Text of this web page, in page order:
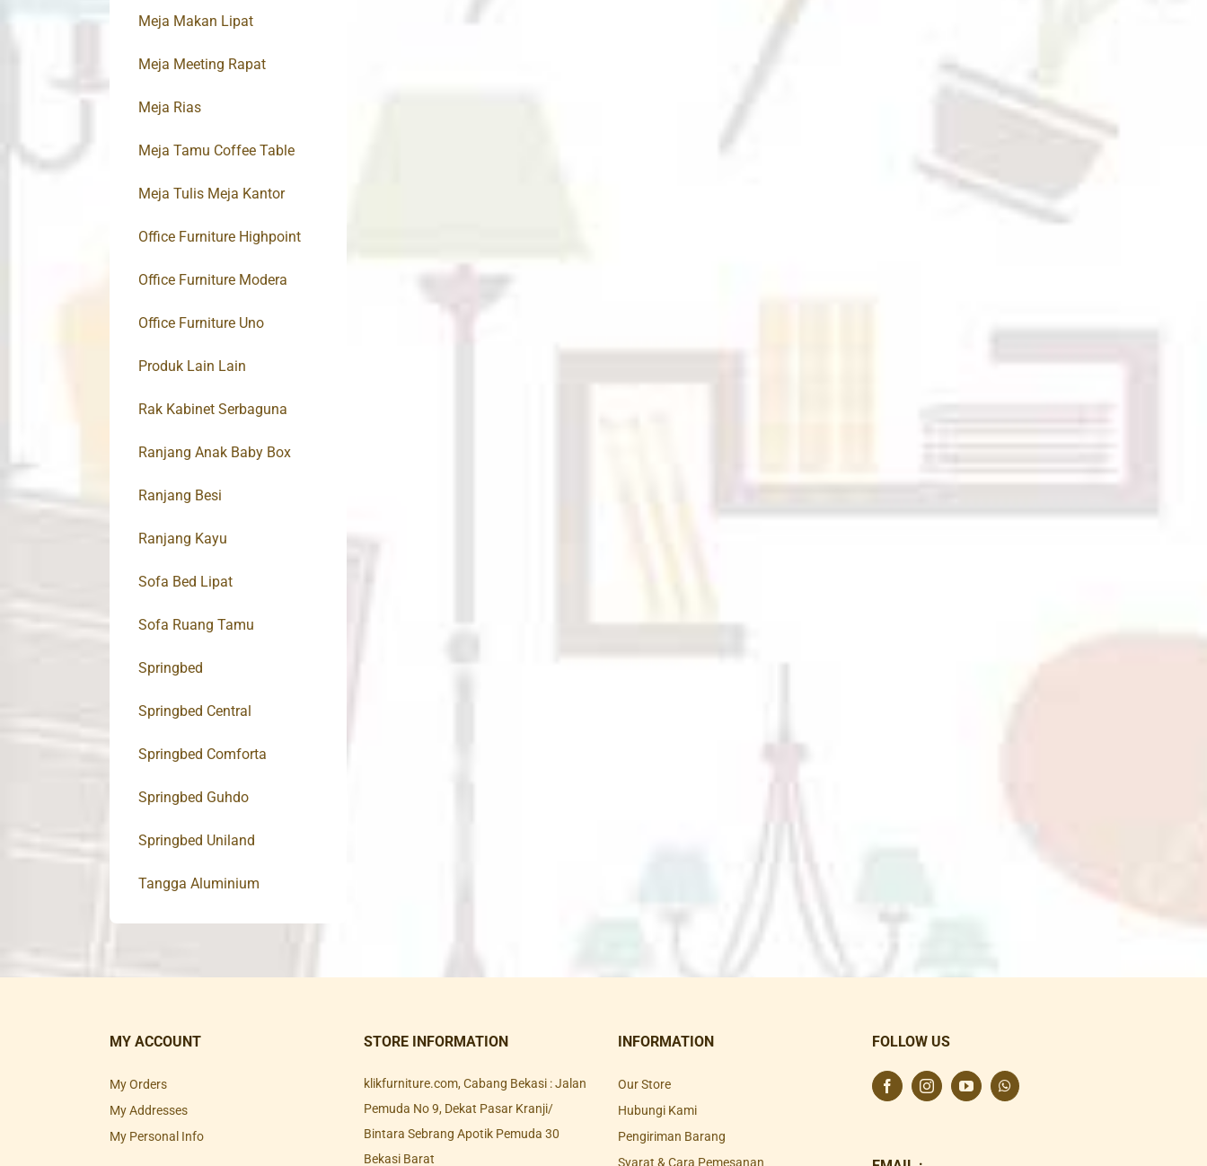
Meja Makan Lipat
Meja Meeting Rapat
Meja Rias
Meja Tamu Coffee Table
Meja Tulis Meja Kantor
Office Furniture Highpoint
Office Furniture Modera
Office Furniture Uno
Produk Lain Lain
Rak Kabinet Serbaguna
Ranjang Anak Baby Box
Ranjang Besi
Ranjang Kayu
Sofa Bed Lipat
Sofa Ruang Tamu
Springbed
Springbed Central
Springbed Comforta
Springbed Guhdo
Springbed Uniland
Tangga Aluminium
MY ACCOUNT
My Orders
My Addresses
My Personal Info
STORE INFORMATION
klikfurniture.com, Cabang Bekasi : Jalan
Pemuda No 9, Dekat Pasar Kranji/
Bintara Sebrang Apotik Pemuda 30
Bekasi Barat
INFORMATION
Our Store
Hubungi Kami
Pengiriman Barang
Syarat & Cara Pemesanan
FOLLOW US